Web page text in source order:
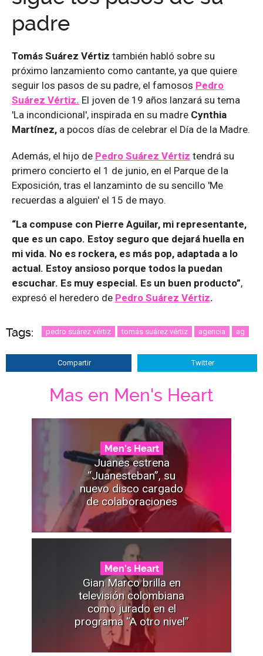
padre
Tomás Suárez Vértiz también habló sobre su
próximo lanzamiento como cantante, ya que quiere
seguir los pasos de su padre, el famosos Pedro
Suárez Vértiz. El joven de 19 años lanzará su tema
'La incondicional', inspirada en su madre Cynthia
Martínez, a pocos días de celebrar el Día de la Madre.
Además, el hijo de Pedro Suárez Vértiz tendrá su
primero concierto el 1 de junio, en el Parque de la
Exposición, tras el lanzaminto de su sencillo 'Me
recuerdas a alguien' el 15 de mayo.
“La compuse con Pierre Aguilar, mi representante,
que es un capo. Estoy seguro que dejará huella en
mi vida. No es rockera, es más pop, adaptada a lo
actual. Estoy ansioso porque todos la puedan
escuchar. Es muy especial. Es un buen producto”,
expresó el heredero de Pedro Suárez Vértiz.
Tags: pedro suárez vértiz tomás suárez vértiz agencia ag
Compartir Twitter
Mas en Men's Heart
Men's Heart
Juanes estrena
“Juanesteban”, su
nuevo disco cargado
de colaboraciones
Men's Heart
Gian Marco brilla en
televisión colombiana
como jurado en el
programa “A otro nivel”